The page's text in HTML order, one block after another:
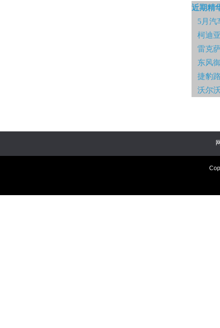
近期精
5月汽
柯迪
雷克
东风
捷豹
沃尔